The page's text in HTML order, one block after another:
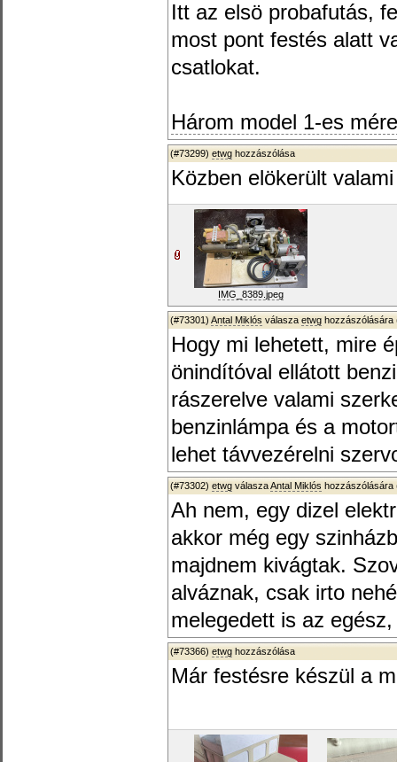
Itt az elsö probafutás,
most pont festés alatt
csatlokat.
Három model 1-es
(#73299) etwg hozzászólása
Közben elökerült
IMG_8389.jpeg
(#73301) Antal Miklós válasza etwg hozzászólására
Hogy mi lehetett, mire
önindítóval ellátott
rászerelve valami
benzinlámpa és a
lehet távvezérelni
(#73302) etwg válaszaAntal Miklós hozzászólására
Ah nem, egy dizel
akkor még egy
majdnem kivágtak.
alváznak, csak irto
melegedett is az
(#73366) etwg hozzászólása
Már festésre készül a